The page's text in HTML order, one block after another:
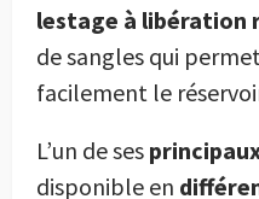
lestage à libération
de sangles qui
facilement le
L’un de ses
disponible en